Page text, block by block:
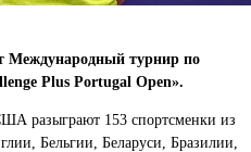
Международный турнир по
Plus Portugal Open».
разыграют 153 спортсменки из
Бельгии, Беларуси, Бразилии,